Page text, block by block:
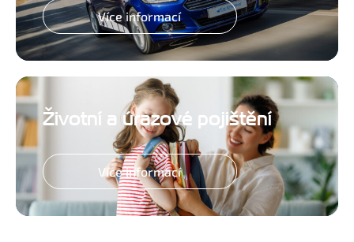
Více informací
Životní a úrazové pojištění
Více informací